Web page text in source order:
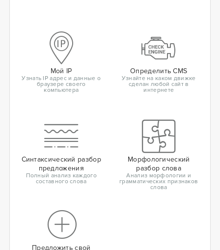
Мой IP
Узнать IP адрес и данные о
браузере своего
компьютера
Определить CMS
Узнайте на каком движке
сделан любой сайт в
интернете
Синтаксический разбор
предложения
Полный анализ каждого
составного слова
Морфологический
разбор слова
Анализ морфологии и
грамматических признаков
слова
Предложить свой